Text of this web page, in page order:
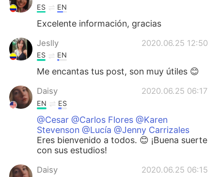
ES EN
Excelente información, gracias
Jeslly 2020.06.25 12:50
ES EN
Me encantas tus post, son muy útiles 😊
Daisy 2020.06.25 06:17
EN ES
@Cesar @Carlos Flores @Karen
Stevenson @Lucía @Jenny Carrizales
Eres bienvenido a todos. 😊 ¡Buena suerte
con sus estudios!
Daisy 2020.06.25 06:15